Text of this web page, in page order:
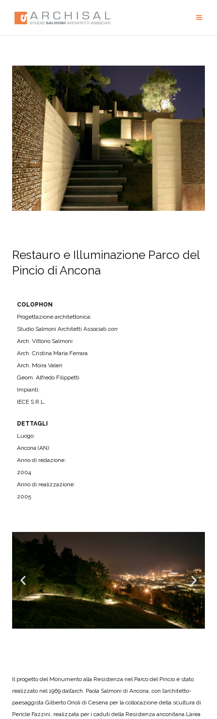
Restauro e Illuminazione Parco del
Pincio di Ancona
COLOPHON
Progettazione architettonica:
Studio Salmoni Architetti Associati con
Arch. Vittorio Salmoni
Arch. Cristina Maria Ferrara
Arch. Moira Valeri
Geom. Alfredo Filippetti
Impianti:
IECE S.R.L.
DETTAGLI
Luogo:
Ancona (AN)
Anno di redazione:
2004
Anno di realizzazione:
2005
Il progetto del Monumento alla Resistenza nel Parco del Pincio è stato
realizzato nel 1969 dall’arch. Paola Salmoni di Ancona, con l’architetto-
paesaggista Gilberto Orioli di Cesena per la collocazione della scultura di
Pericle Fazzini, realizzata per i caduti della Resistenza anconitana. L’area